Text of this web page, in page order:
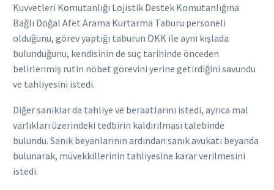
Kuvvetleri Komutanlığı Lojistik Destek Komutanlığına
Bağlı Doğal Afet Arama Kurtarma Taburu personeli
olduğunu, görev yaptığı taburun ÖKK ile aynı kışlada
bulunduğunu, kendisinin de suç tarihinde önceden
belirlenmiş rutin nöbet görevini yerine getirdiğini savundu
ve tahliyesini istedi.
Diğer sanıklar da tahliye ve beraatlarını istedi, ayrıca mal
varlıkları üzerindeki tedbirin kaldırılması talebinde
bulundu. Sanık beyanlarının ardından sanık avukatı beyanda
bulunarak, müvekkillerinin tahliyesine karar verilmesini
istedi.